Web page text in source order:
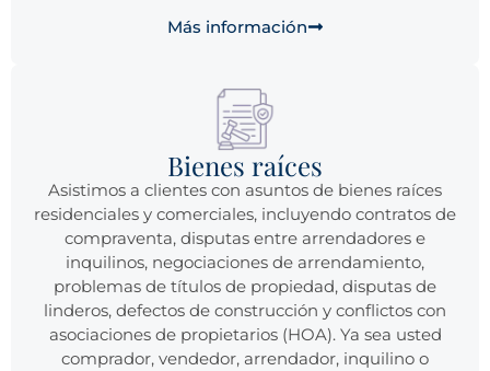
Más información
Bienes raíces
Asistimos a clientes con asuntos de bienes raíces
residenciales y comerciales, incluyendo contratos de
compraventa, disputas entre arrendadores e
inquilinos, negociaciones de arrendamiento,
problemas de títulos de propiedad, disputas de
linderos, defectos de construcción y conflictos con
asociaciones de propietarios (HOA). Ya sea usted
comprador, vendedor, arrendador, inquilino o